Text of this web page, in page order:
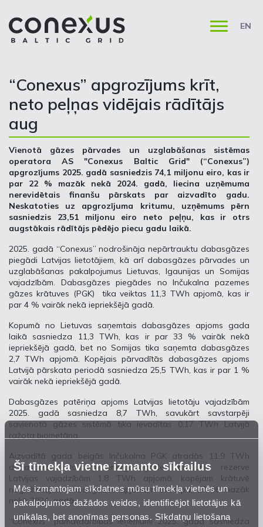
Šī tīmekļa vietne izmanto sīkfailus
Mēs izmantojam sīkdatnes mūsu tīmekļa vietnēs un
pakalpojumos dažādos veidos, identificējot lietotājus kā
unikālas, bet anonīmas personas. Sīkdatņu lietošana
EN
“Conexus” apgrozījums krīt,
neto peļņas vidējais rādītājs
aug
Vienotā gāzes pārvades un uzglabāšanas sistēmas
operatora AS "Conexus Baltic Grid" (“Conexus”)
apgrozījums 2025. gadā sasniedzis 74,1 miljonu eiro, kas ir
par 22 % mazāk nekā 2024. gadā, liecina uzņēmuma
nerevidētais finanšu pārskats par aizvadīto gadu.
Neskatoties uz apgrozījuma kritumu, uzņēmums pērn
sasniedzis 23,51 miljonu eiro neto peļņu, kas ir otrs
augstākais rādītājs pēdējo piecu gadu laikā.
2025. gadā “Conexus” nodrošināja nepārtrauktu dabasgāzes
piegādi Latvijas lietotājiem, kā arī dabasgāzes pārvades un
uzglabāšanas pakalpojumus Lietuvas, Igaunijas un Somijas
vajadzībām. Dabasgāzes piegādes no Inčukalna pazemes
gāzes krātuves (PGK) tika veiktas 11,3 TWh apjomā, kas ir
par 4 % vairāk nekā iepriekšējā gadā.
Kopumā no Lietuvas saņemtais dabasgāzes apjoms gada
laikā sasniedza 11,3 TWh, kas ir par 33 % vairāk nekā
iepriekšējā gadā, bet no Somijas tika saņemta dabasgāzes
2,7 TWh apjomā. Kopējais pārvadītās dabasgāzes apjoms
Latvijā pārskata periodā sasniedza 25,5 TWh, kas ir par 1 %
vairāk nekā iepriekšējā gadā.
Dabasgāzes patēriņa apjoms Latvijas lietotāju vajadzībām
2025. gadā sasniedza 8,7 TWh, savukārt savstarpēji
savienotā gāzes sistēmā tika ievadītas 0,17 TWh Latvijā
ražota biometāna.
Aizvadītā gada beigās Inčukalna PGK atradās 11,9 TWh
dabasgāzes, tostarp energoapgādes drošuma rezerve
Latvijas vajadzībām 1,8 TWh apjomā, kopējam krātuvē
noglabātajam dabasgāzes apjomam esot par 27 % mazāk
nekā 2024. gadā.
“Conexus” pamatdarbības ieņēmumi 2025. gadā sasniedza